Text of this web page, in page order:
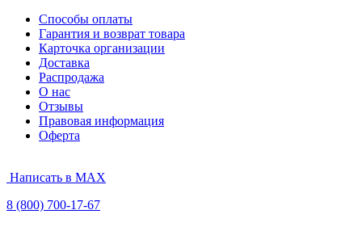
Способы оплаты
Гарантия и возврат товара
Карточка организации
Доставка
Распродажа
О нас
Отзывы
Правовая информация
Оферта
Написать в MAX
8 (800) 700-17-67